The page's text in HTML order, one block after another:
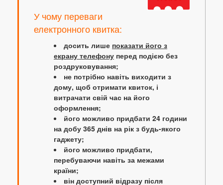
У чому переваги
електронного квитка:
досить лише показати його з
екрану телефону перед подією без
роздруковування;
не потрібно навіть виходити з
дому, щоб отримати квиток, і
витрачати свій час на його
оформлення;
його можливо придбати 24 години
на добу 365 днів на рік з будь-якого
гаджету;
його можливо придбати,
перебуваючи навіть за межами
країни;
він доступний відразу після